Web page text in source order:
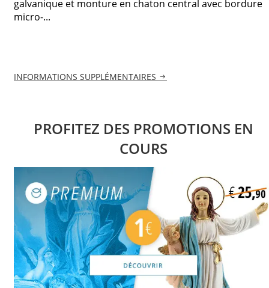
galvanique et monture en chaton central avec bordure
micro-...
INFORMATIONS SUPPLÉMENTAIRES
PROFITEZ DES PROMOTIONS EN
COURS